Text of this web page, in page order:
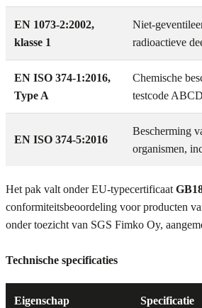
EN 1073-2:2002,
klasse 1
Niet-
radioactieve
EN ISO 374-1:2016,
Type A
Chemische
testcode
EN ISO 374-5:2016
Bescherming
organismen,
Het pak valt onder EU-typecertificaat
conformiteitsbeoordeling voor producten
onder toezicht van SGS Fimko Oy,
Technische specificaties
Eigenschap Specificatie